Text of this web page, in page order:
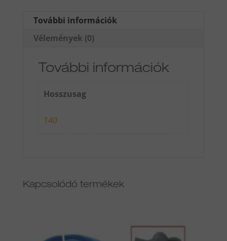
További információk
Vélemények (0)
További információk
Hosszusag
140
Kapcsolódó termékek